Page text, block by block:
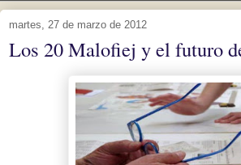
martes, 27 de marzo de 2012
Los 20 Malofiej y el futuro